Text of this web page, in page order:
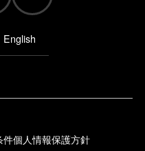
English
件個人情報保護方針